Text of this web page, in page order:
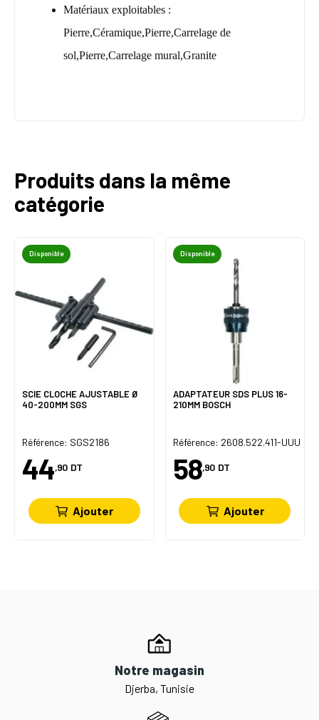
Matériaux exploitables :
Pierre,Céramique,Pierre,Carrelage de
sol,Pierre,Carrelage mural,Granite
Produits dans la même
catégorie
Disponible
SCIE CLOCHE AJUSTABLE Ø
40-200MM SGS
Référence: SGS2186
44,90 DT
Ajouter
Disponible
ADAPTATEUR SDS PLUS 16-
210MM BOSCH
Référence: 2608.522.411-UUU
58,90 DT
Ajouter
Notre magasin
Djerba, Tunisie